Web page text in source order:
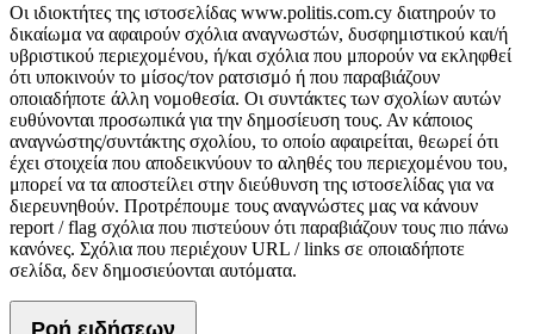
Οι ιδιοκτήτες της ιστοσελίδας www.politis.com.cy διατηρούν το
δικαίωμα να αφαιρούν σχόλια αναγνωστών, δυσφημιστικού και/ή
υβριστικού περιεχομένου, ή/και σχόλια που μπορούν να εκληφθεί
ότι υποκινούν το μίσος/τον ρατσισμό ή που παραβιάζουν
οποιαδήποτε άλλη νομοθεσία. Οι συντάκτες των σχολίων αυτών
ευθύνονται προσωπικά για την δημοσίευση τους. Αν κάποιος
αναγνώστης/συντάκτης σχολίου, το οποίο αφαιρείται, θεωρεί ότι
έχει στοιχεία που αποδεικνύουν το αληθές του περιεχομένου του,
μπορεί να τα αποστείλει στην διεύθυνση της ιστοσελίδας για να
διερευνηθούν. Προτρέπουμε τους αναγνώστες μας να κάνουν
report / flag σχόλια που πιστεύουν ότι παραβιάζουν τους πιο πάνω
κανόνες. Σχόλια που περιέχουν URL / links σε οποιαδήποτε
σελίδα, δεν δημοσιεύονται αυτόματα.
Ροή ειδήσεων